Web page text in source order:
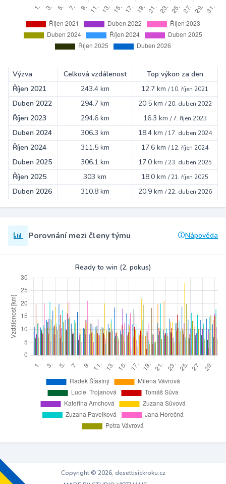
Výzva Celková vzdálenost
Top výkon za den
Říjen 2021
243.4 km 12.7 km /10. říjen 2021
Duben 2022 294.7 km 20.5 km /20. duben 2022
Říjen 2023 294.6 km 16.3 km /7. říjen 2023
Duben 2024 306.3 km 18.4 km /17. duben 2024
Říjen 2024 311.5 km 17.6 km /12. říjen 2024
Duben 2025 306.1 km 17.0 km /23. duben 2025
Říjen 2025 303 km 18.0 km /21. říjen 2025
Duben 2026 310.8 km 20.9 km /22. duben 2026
Porovnání mezi členy týmu Nápověda
Ready to win (2. pokus)
Copyright © 2026, desettisickroku.cz